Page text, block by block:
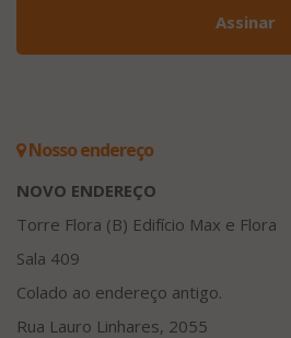
Assinar
Nosso endereço
NOVO ENDEREÇO
Torre Flora (B) Edifício Max e Flora
Sala 409
Colado ao endereço antigo.
Rua Lauro Linhares, 2055